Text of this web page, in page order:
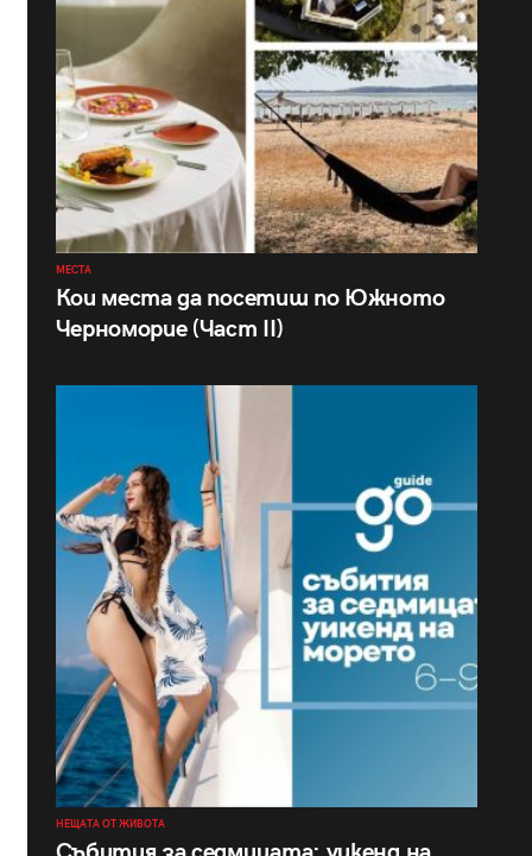
МЕСТА
Кои места да посетиш по Южното
Черноморие (Част II)
НЕЩАТА ОТ ЖИВОТА